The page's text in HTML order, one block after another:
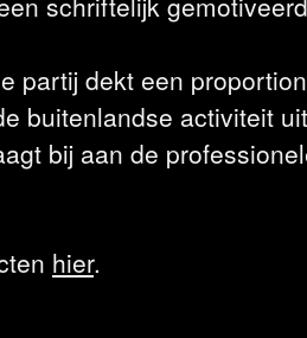
partij dekt een
buitenlandse activiteit
bij aan de
hier.